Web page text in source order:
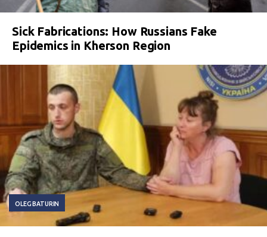
Sick Fabrications: How Russians Fake
Epidemics in Kherson Region
OLEG BATURIN